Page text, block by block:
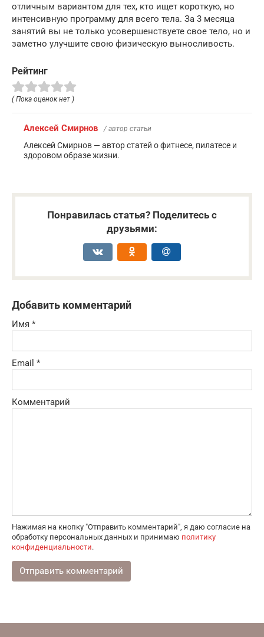
отличным вариантом для тех, кто ищет короткую, но
интенсивную программу для всего тела. За 3 месяца
занятий вы не только усовершенствуете свое тело, но и
заметно улучшите свою физическую выносливость.
Рейтинг
( Пока оценок нет )
Алексей Смирнов / автор статьи
Алексей Смирнов — автор статей о фитнесе, пилатесе и
здоровом образе жизни.
Понравилась статья? Поделитесь с
друзьями:
Добавить комментарий
Имя *
Email *
Комментарий
Нажимая на кнопку "Отправить комментарий", я даю согласие на
обработку персональных данных и принимаю политику
конфиденциальности.